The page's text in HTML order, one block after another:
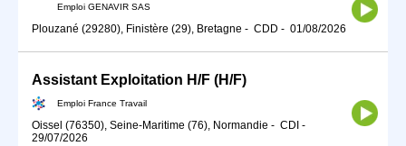
Emploi GENAVIR SAS
Plouzané (29280), Finistère (29), Bretagne - CDD - 01/08/2026
Assistant Exploitation H/F (H/F)
Emploi France Travail
Oissel (76350), Seine-Maritime (76), Normandie - CDI -
29/07/2026